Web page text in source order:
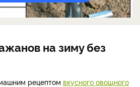
на зиму без
рецептом вкусного овощного